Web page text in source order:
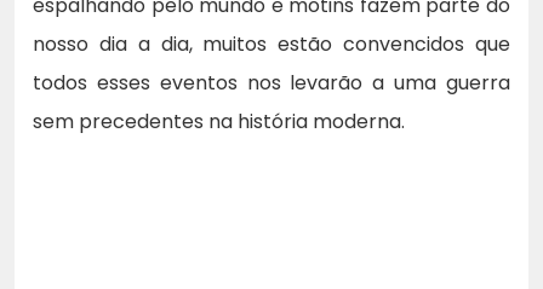
espalhando pelo mundo e motins fazem parte do
nosso dia a dia, muitos estão convencidos que
todos esses eventos nos levarão a uma guerra
sem precedentes na história moderna.